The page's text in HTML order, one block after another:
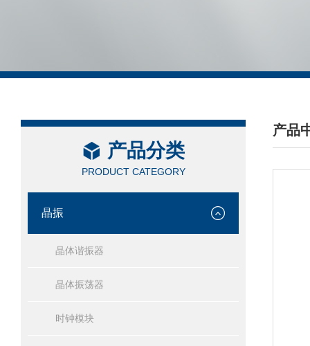
产品分类
PRODUCT CATEGORY
晶振
晶体谐振器
晶体振荡器
时钟模块
产品
/